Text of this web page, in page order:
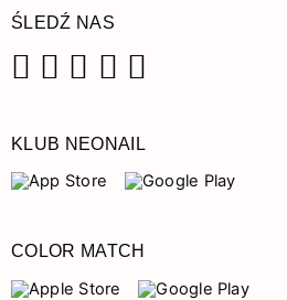
ŚLEDŹ NAS
KLUB NEONAIL
COLOR MATCH